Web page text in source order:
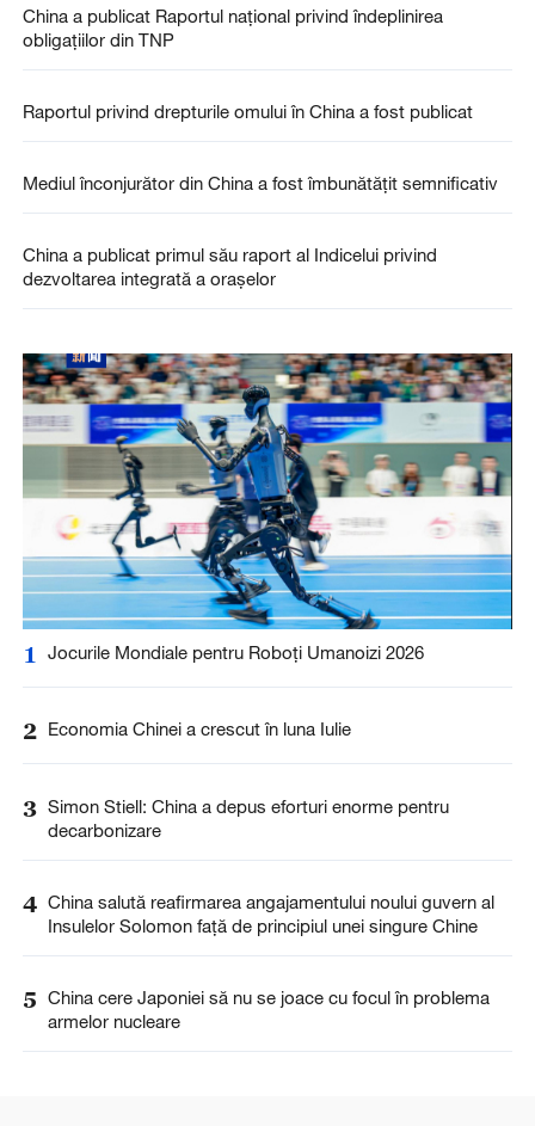
China a publicat Raportul național privind îndeplinirea
obligațiilor din TNP
Raportul privind drepturile omului în China a fost publicat
Mediul înconjurător din China a fost îmbunătățit semnificativ
China a publicat primul său raport al Indicelui privind
dezvoltarea integrată a oraşelor
1 Jocurile Mondiale pentru Roboți Umanoizi 2026
2 Economia Chinei a crescut în luna Iulie
3 Simon Stiell: China a depus eforturi enorme pentru
decarbonizare
4 China salută reafirmarea angajamentului noului guvern al
Insulelor Solomon față de principiul unei singure Chine
5 China cere Japoniei să nu se joace cu focul în problema
armelor nucleare